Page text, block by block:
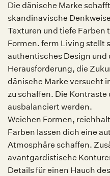
Die dänische Marke
skandinavische
Texturen und tiefe Farben
Formen. ferm Living stellt
authentisches Design
Herausforderung, die
dänische Marke versucht
zu schaffen. Die
ausbalanciert werden.
Weichen Formen,
Farben lassen dich eine
Atmosphäre schaffen.
avantgardistische
Details für einen Hauch